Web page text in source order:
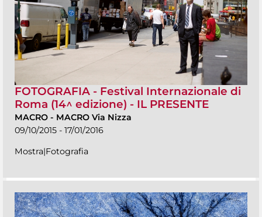
FOTOGRAFIA - Festival Internazionale di
Roma (14^ edizione) - IL PRESENTE
MACRO - MACRO Via Nizza
09/10/2015 - 17/01/2016
Mostra|Fotografia